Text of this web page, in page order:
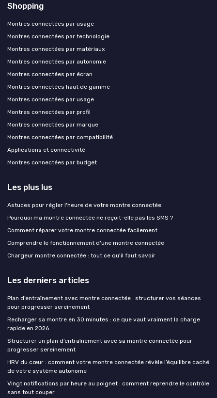
Shopping
Montres connectées par usage
Montres connectées par technologie
Montres connectées par matériaux
Montres connectées par autonomie
Montres connectées par écran
Montres connectées haut de gamme
Montres connectées par usage
Montres connectées par profil
Montres connectées par marque
Montres connectées par compatibilité
Applications et connectivité
Montres connectées par budget
Les plus lus
Astuces pour régler l'heure de votre montre connectée
Pourquoi ma montre connectée ne reçoit-elle pas les SMS ?
Comment réparer votre montre connectée facilement
Comprendre le fonctionnement d'une montre connectée
Chargeur montre connectée : tout ce qu'il faut savoir
Les derniers articles
Plan d’entraînement avec montre connectée : structurer vos séances
pour progresser sereinement
Recharger sa montre en 30 minutes : ce que vaut vraiment la charge
rapide en 2026
Structurer un plan d’entraînement avec sa montre connectée pour
progresser sereinement
HRV du cœur : comment votre montre connectée révèle l’équilibre caché
de votre système autonome
Vingt notifications par heure au poignet : comment reprendre le contrôle
sans tout couper